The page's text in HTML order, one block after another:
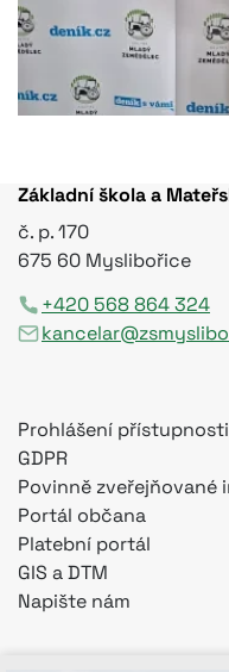
Základní škola a
č. p. 170
675 60 Myslibořice
+420 568 864 324
Prohlášení přístupnosti
GDPR
Povinně zveřejňované
Portál občana
Platební portál
GIS a DTM
Napište nám